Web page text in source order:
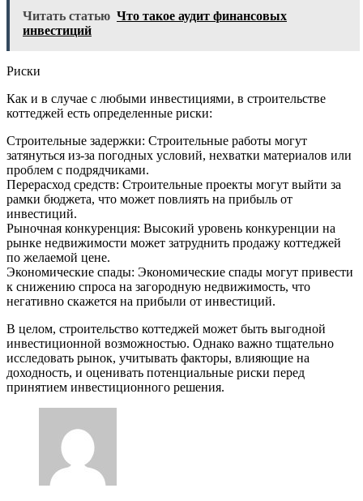
Читать статью Что такое аудит финансовых
инвестиций
Риски
Как и в случае с любыми инвестициями, в строительстве
коттеджей есть определенные риски:
Строительные задержки: Строительные работы могут
затянуться из-за погодных условий, нехватки материалов или
проблем с подрядчиками.
Перерасход средств: Строительные проекты могут выйти за
рамки бюджета, что может повлиять на прибыль от
инвестиций.
Рыночная конкуренция: Высокий уровень конкуренции на
рынке недвижимости может затруднить продажу коттеджей
по желаемой цене.
Экономические спады: Экономические спады могут привести
к снижению спроса на загородную недвижимость, что
негативно скажется на прибыли от инвестиций.
В целом, строительство коттеджей может быть выгодной
инвестиционной возможностью. Однако важно тщательно
исследовать рынок, учитывать факторы, влияющие на
доходность, и оценивать потенциальные риски перед
принятием инвестиционного решения.